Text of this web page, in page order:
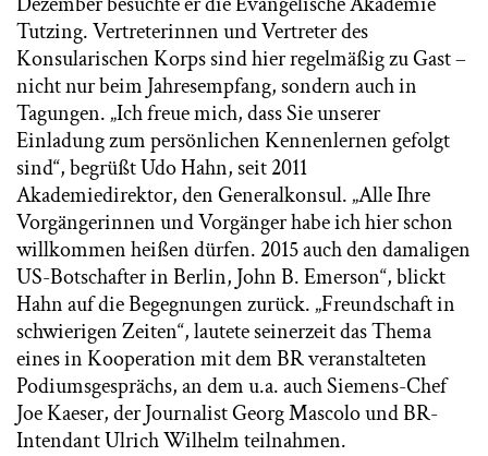
Tutzing. Vertreterinnen und Vertreter des
Konsularischen Korps sind hier regelmäßig zu Gast –
nicht nur beim Jahresempfang, sondern auch in
Tagungen. „Ich freue mich, dass Sie unserer
Einladung zum persönlichen Kennenlernen gefolgt
sind“, begrüßt Udo Hahn, seit 2011
Akademiedirektor, den Generalkonsul. „Alle Ihre
Vorgängerinnen und Vorgänger habe ich hier schon
willkommen heißen dürfen. 2015 auch den damaligen
US-Botschafter in Berlin, John B. Emerson“, blickt
Hahn auf die Begegnungen zurück. „Freundschaft in
schwierigen Zeiten“, lautete seinerzeit das Thema
eines in Kooperation mit dem BR veranstalteten
Podiumsgesprächs, an dem u.a. auch Siemens-Chef
Joe Kaeser, der Journalist Georg Mascolo und BR-
Intendant Ulrich Wilhelm teilnahmen.